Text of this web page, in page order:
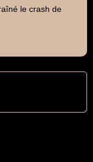
le crash de